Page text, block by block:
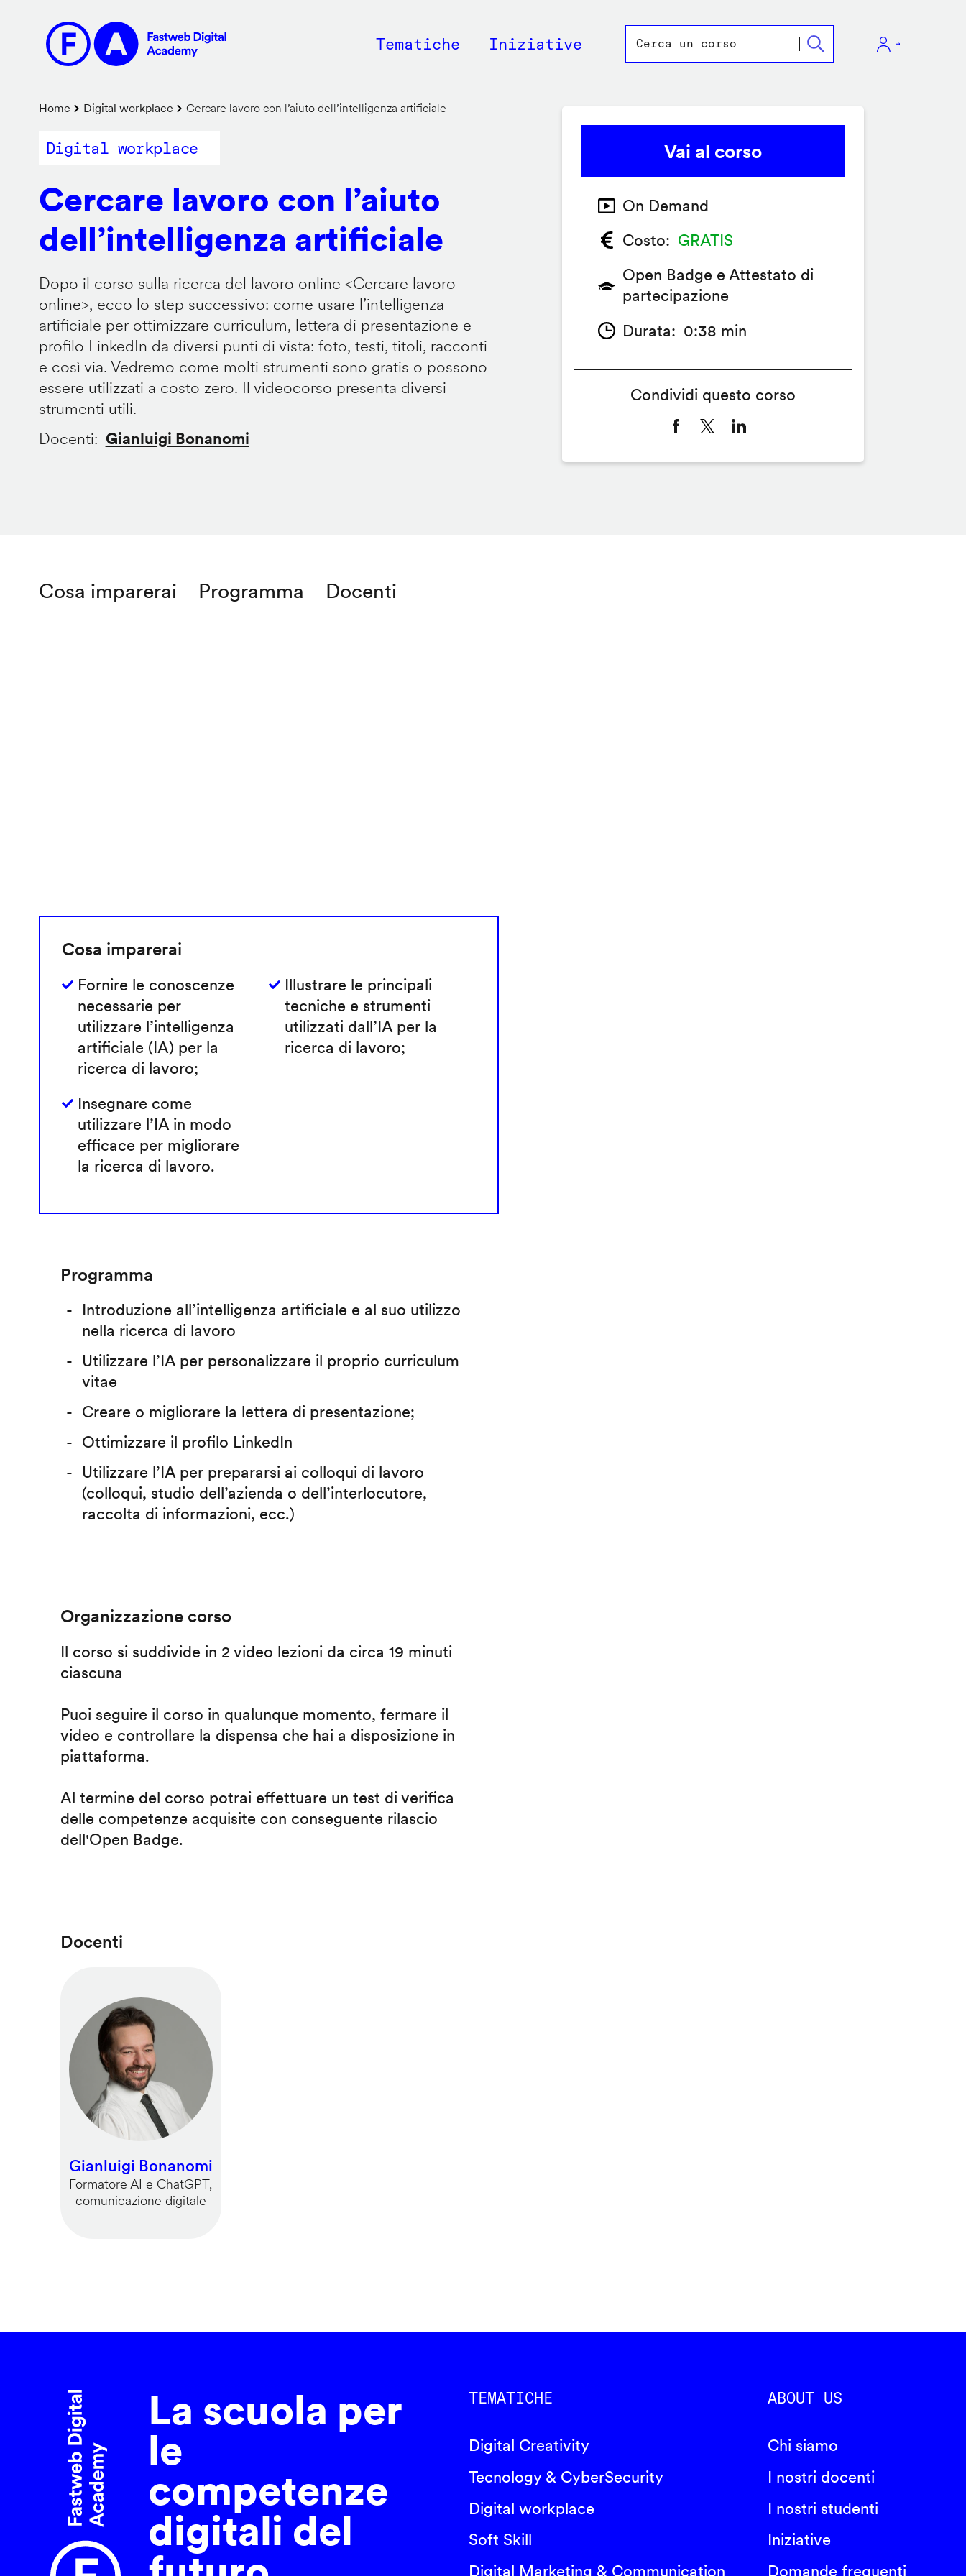
contenuto
principale
Main
Tematiche Iniziative
Briciole
di
Home Digital workplace Cercare lavoro con l’aiuto dell’intelligenza artificiale
Digital workplace
Cercare lavoro con l’aiuto
dell’intelligenza artificiale
Dopo il corso sulla ricerca del lavoro online <Cercare lavoro
online>, ecco lo step successivo: come usare l’intelligenza
artificiale per ottimizzare curriculum, lettera di presentazione e
profilo LinkedIn da diversi punti di vista: foto, testi, titoli, racconti
e così via. Vedremo come molti strumenti sono gratis o possono
essere utilizzati a costo zero. Il videocorso presenta diversi
strumenti utili.
Docenti
Gianluigi Bonanomi
Cosa imparerai Programma Docenti
Cosa imparerai
Fornire le conoscenze
necessarie per
utilizzare l’intelligenza
artificiale (IA) per la
ricerca di lavoro;
Illustrare le principali
tecniche e strumenti
utilizzati dall’IA per la
ricerca di lavoro;
Insegnare come
utilizzare l’IA in modo
efficace per migliorare
la ricerca di lavoro.
Programma
Introduzione all’intelligenza artificiale e al suo utilizzo
nella ricerca di lavoro
Utilizzare l’IA per personalizzare il proprio curriculum
vitae
Creare o migliorare la lettera di presentazione;
Ottimizzare il profilo LinkedIn
Utilizzare l’IA per prepararsi ai colloqui di lavoro
(colloqui, studio dell’azienda o dell’interlocutore,
raccolta di informazioni, ecc.)
Organizzazione corso
Il corso si suddivide in 2 video lezioni da circa 19 minuti
ciascuna
Puoi seguire il corso in qualunque momento, fermare il
video e controllare la dispensa che hai a disposizione in
piattaforma.
Al termine del corso potrai effettuare un test di verifica
delle competenze acquisite con conseguente rilascio
dell'Open Badge.
Docenti
Gianluigi Bonanomi
Formatore AI e ChatGPT,
comunicazione digitale
Vai al corso
On Demand
Costo
GRATIS
Open Badge e Attestato di
partecipazione
Durata
0:38 min
Condividi questo corso
La scuola per
le
competenze
digitali del
TEMATICHE
Digital Creativity
Tecnology & CyberSecurity
Digital workplace
Soft Skill
Digital Marketing & Communication
ABOUT US
Chi siamo
I nostri docenti
I nostri studenti
Iniziative
Domande frequenti